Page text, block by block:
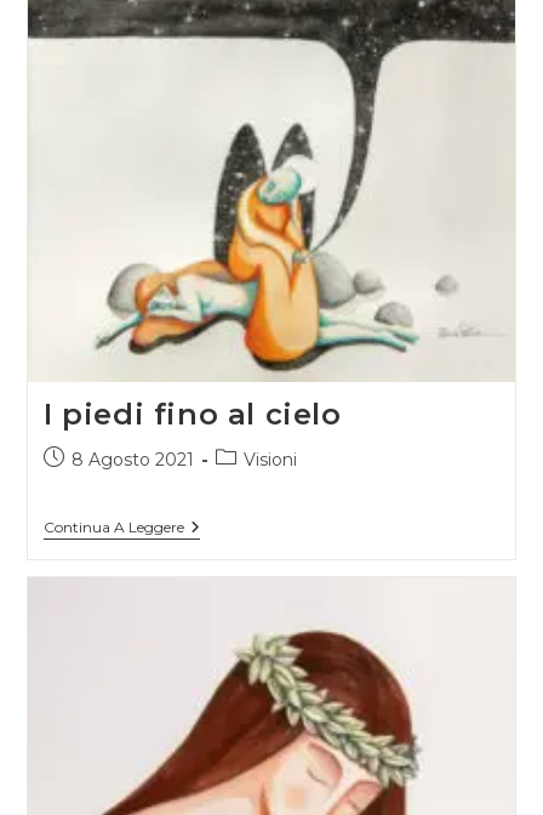
I piedi fino al cielo
Articolo8 Agosto 2021
Categoria
Visioni
Continua A LeggereI
Piedi